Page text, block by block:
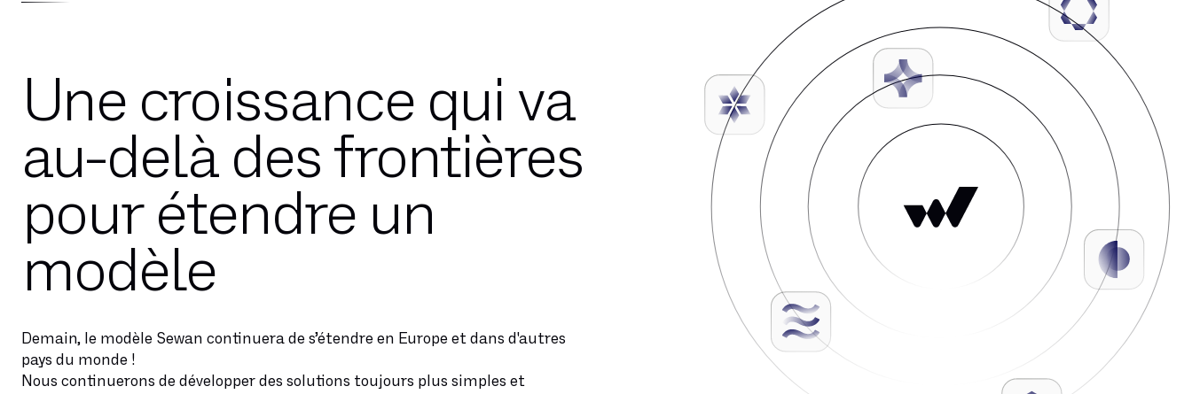
Une croissance qui va
au-delà des frontières
pour étendre un
modèle
Demain, le modèle Sewan continuera de s’étendre en Europe et dans d'autres
pays du monde !
Nous continuerons de développer des solutions toujours plus simples et